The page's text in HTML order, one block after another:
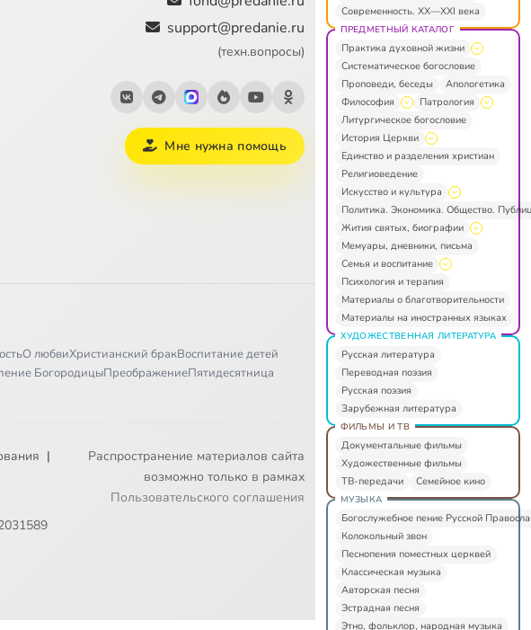
support@predanie.ru
(техн.вопросы)
Мне нужна помощь
О любвиХристианский бракВоспитание детей
БогородицыПреображениеПятидесятница
|
Распространение материалов сайта
возможно только в рамках
Пользовательского соглашения
Современность. XX—XXI века
ПРЕДМЕТНЫЙ КАТАЛОГ
Практика духовной жизни
Систематическое богословие
Проповеди, беседы
Апологетика
Философия
Патрология
Литургическое богословие
История Церкви
Единство и разделения христиан
Религиоведение
Искусство и культура
Политика. Экономика. Общество.
Жития святых, биографии
Мемуары, дневники, письма
Семья и воспитание
Психология и терапия
Материалы о благотворительности
Материалы на иностранных языках
ХУДОЖЕСТВЕННАЯ ЛИТЕРАТУРА
Русская литература
Переводная поэзия
Русская поэзия
Зарубежная литература
ФИЛЬМЫ И ТВ
Документальные фильмы
Художественные фильмы
ТВ-передачи
Семейное кино
МУЗЫКА
Богослужебное пение Русской
Колокольный звон
Песнопения поместных церквей
Классическая музыка
Авторская песня
Эстрадная песня
Этно, фольклор, народная музыка